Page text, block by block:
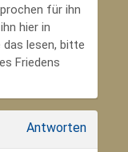
für ihn
hier in
das lesen, bitte
Friedens
Antworten